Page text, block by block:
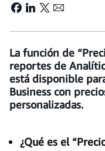
La función de
reportes de
está disponible
Business con
personalizadas.
¿Qué es el